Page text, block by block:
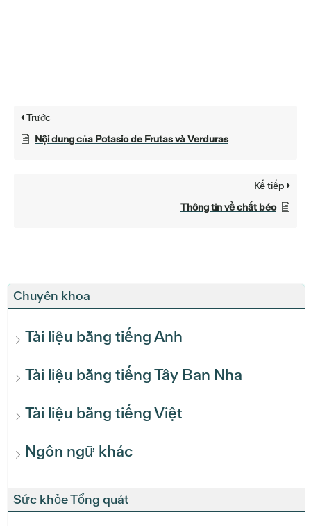
Chuyên khoa
Tài liệu bằng tiếng Anh
Tài liệu bằng tiếng Tây Ban Nha
Tài liệu bằng tiếng Việt
Ngôn ngữ khác
Sức khỏe Tổng quát
Trước
Nội dung của Potasio de Frutas và Verduras
Kế tiếp
Thông tin về chất béo